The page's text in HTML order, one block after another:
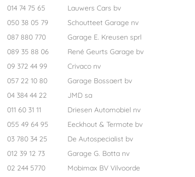
014 74 75 65
Lauwers Cars bv
050 38 05 79
Schoutteet Garage nv
087 880 770
Garage E. Kreusen sprl
089 35 88 06
René Geurts Garage bv
09 372 44 99
Crivaco nv
057 22 10 80
Garage Bossaert bv
04 384 44 22
JMD sa
011 60 31 11
Driesen Automobiel nv
055 49 64 95
Eeckhout & Termote bv
03 780 34 25
De Autospecialist bv
012 39 12 73
Garage G. Botta nv
02 244 5770
Mobimax BV Vilvoorde